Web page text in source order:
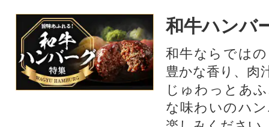
和牛ハンバ
和牛ならでは
豊かな香り、肉
じゅわっとあ
な味わいのハ